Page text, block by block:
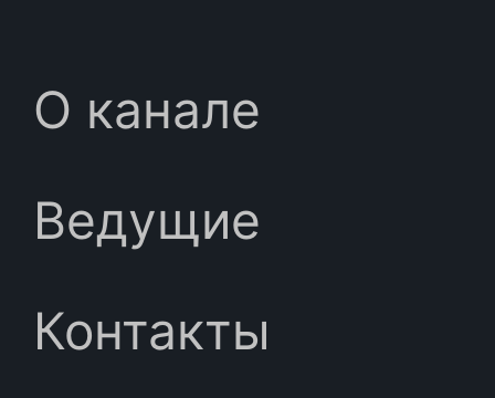
О канале
Ведущие
Контакты